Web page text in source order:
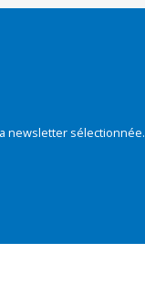
newsletter sélectionnée.